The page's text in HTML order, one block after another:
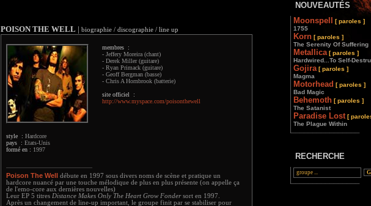
POISON THE WELL | biographie / discographie / line up
style : Hardcore
pays : Etats-Unis
formé en : 1997
membres :
- Jeffery Moreira (chant)
- Derek Miller (guitare)
- Ryan Primack (guitare)
- Geoff Bergman (basse)
- Chris A Hornbrook (batterie)
site officiel :
http://www.myspace.com/poisonthewell
Poison The Well débute en 1997 sous divers noms de scène et pratique un
hardcore nuancé par une touche mélodique de plus en plus présente (on appelle ça
de l'emo-core aux dernières nouvelles)
Leur EP 5 titres Distance Makes Only The Heart Grow Fondersort en 1997.
Après un changement de line-up important, le groupe finit par se stabiliser pour
NOUVEAUTÉS
Moonspell
[ paroles ]
1755
Korn [ paroles ]
The Serenity Of Suffering
Metallica [ paroles ]
Hardwired...To Self-
Gojira [ paroles ]
Magma
Motorhead [ paroles ]
Bad Magic
Behemoth [ paroles ]
The Satanist
Paradise Lost [
The Plague Within
________________
RECHERCHE
________________